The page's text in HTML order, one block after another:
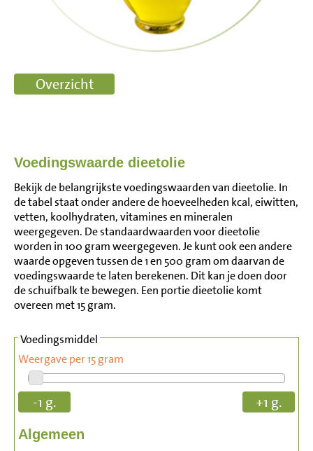
Voedingswaarde dieetolie
Bekijk de belangrijkste voedingswaarden van dieetolie. In
de tabel staat onder andere de hoeveelheden kcal, eiwitten,
vetten, koolhydraten, vitamines en mineralen
weergegeven. De standaardwaarden voor dieetolie
worden in 100 gram weergegeven. Je kunt ook een andere
waarde opgeven tussen de 1 en 500 gram om daarvan de
voedingswaarde te laten berekenen. Dit kan je doen door
de schuifbalk te bewegen. Een portie dieetolie komt
overeen met 15 gram.
Voedingsmiddel
Weergave per 15 gram
-1 g. +1 g.
Algemeen